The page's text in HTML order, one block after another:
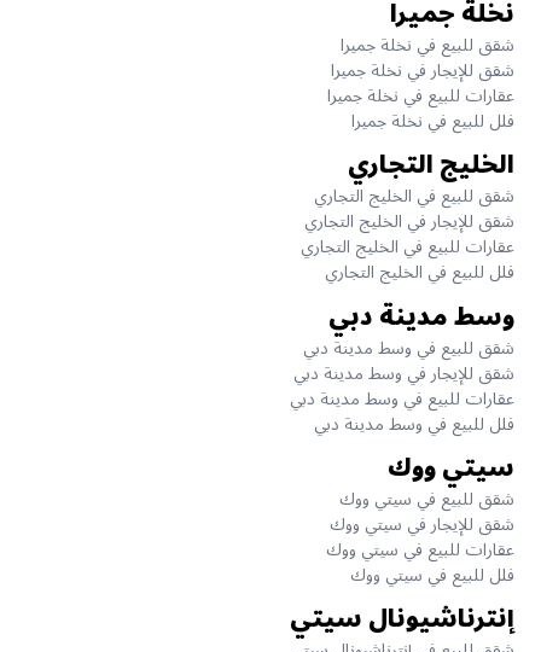
نخلة جميرا
شقق للبيع في نخلة جميرا
شقق للإيجار في نخلة جميرا
عقارات للبيع في نخلة جميرا
فلل للبيع في نخلة جميرا
الخليج التجاري
شقق للبيع في الخليج التجاري
شقق للإيجار في الخليج التجاري
عقارات للبيع في الخليج التجاري
فلل للبيع في الخليج التجاري
وسط مدينة دبي
شقق للبيع في وسط مدينة دبي
شقق للإيجار في وسط مدينة دبي
عقارات للبيع في وسط مدينة دبي
فلل للبيع في وسط مدينة دبي
سيتي ووك
شقق للبيع في سيتي ووك
شقق للإيجار في سيتي ووك
عقارات للبيع في سيتي ووك
فلل للبيع في سيتي ووك
إنترناشيونال سيتي